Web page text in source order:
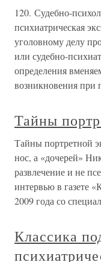
120. Судебно-
психиатрическая
уголовному делу
или судебно-
определения
возникновения при
Тайны
Тайны портретной
нос, а «дочерей»
развлечение и не
интервью в газете
2009 года со
Классика